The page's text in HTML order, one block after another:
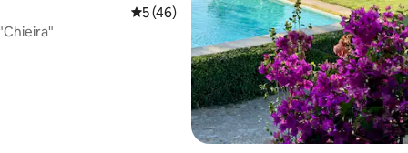
5 av 5 i genomsnittligt betyg, 46 omdömen
5 (46)